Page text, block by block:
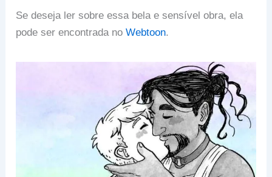
Se deseja ler sobre essa bela e sensível obra, ela
pode ser encontrada no Webtoon.